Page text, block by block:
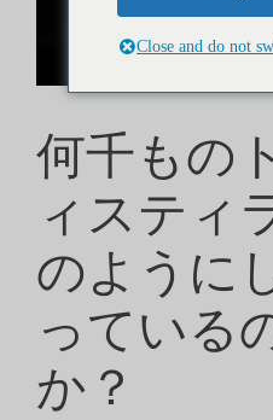
利点
テクニカル
ニュース
コンタクト
ストーク
何千もの
ィスティ
のように
っている
か？
Close and do not